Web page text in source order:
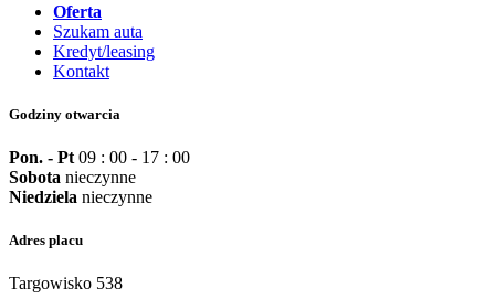
Oferta
Szukam auta
Kredyt/leasing
Kontakt
Godziny otwarcia
Pon. - Pt 09 : 00 - 17 : 00
Sobota nieczynne
Niedziela nieczynne
Adres placu
Targowisko 538